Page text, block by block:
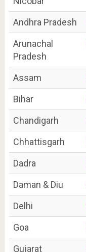
Andhra Pradesh
Arunachal
Pradesh
Assam
Bihar
Chandigarh
Chhattisgarh
Dadra
Daman & Diu
Delhi
Goa
Gujarat